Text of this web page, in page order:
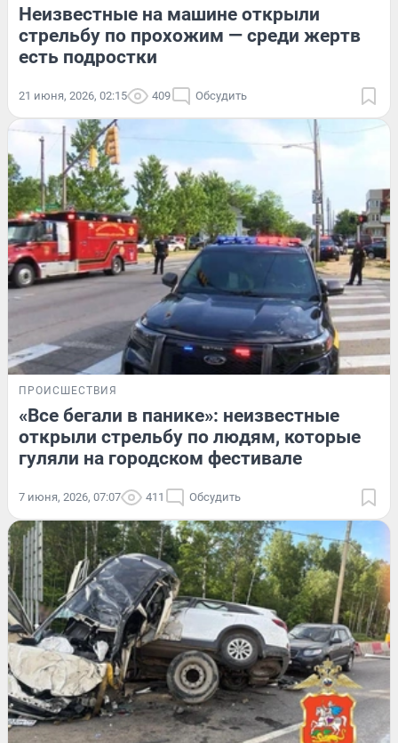
Неизвестные на машине открыли
стрельбу по прохожим — среди жертв
есть подростки
21 июня, 2026, 02:15 409 Обсудить
ПРОИСШЕСТВИЯ
«Все бегали в панике»: неизвестные
открыли стрельбу по людям, которые
гуляли на городском фестивале
7 июня, 2026, 07:07 411 Обсудить